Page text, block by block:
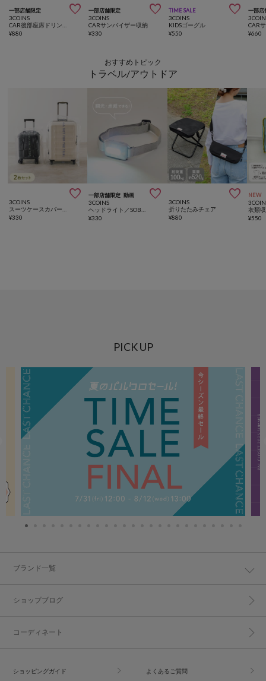
一部店舗限定 
3COINS
¥880
一部店舗限定 
3COINS
CARサンバイザー収納
¥330
TIME SALE 
3COINS
KIDSゴーグル
¥550
一部店
¥660
おすすめトピック
トラベル/アウトドア

3COINS
¥330
一部店舗限定 動画 
3COINS
¥330

3COINS
折りたたみチェア
¥880
NEW
衣類
¥550
PICK UP
ブランド一覧
ショップブログ
コーディネート
ショッピングガイド よくあるご質問